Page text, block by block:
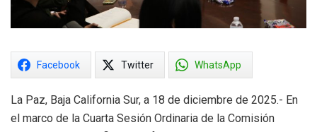
Facebook Twitter WhatsApp
La Paz, Baja California Sur, a 18 de diciembre de 2025.- En
el marco de la Cuarta Sesión Ordinaria de la Comisión